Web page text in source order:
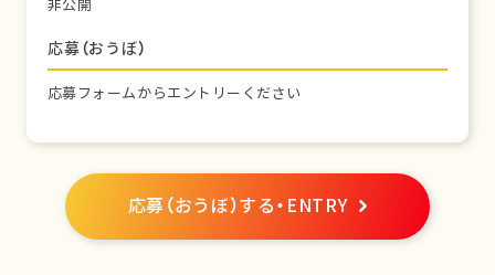
非公開
応募（おうぼ）
応募フォームからエントリーください
応募（おうぼ）する・ENTRY